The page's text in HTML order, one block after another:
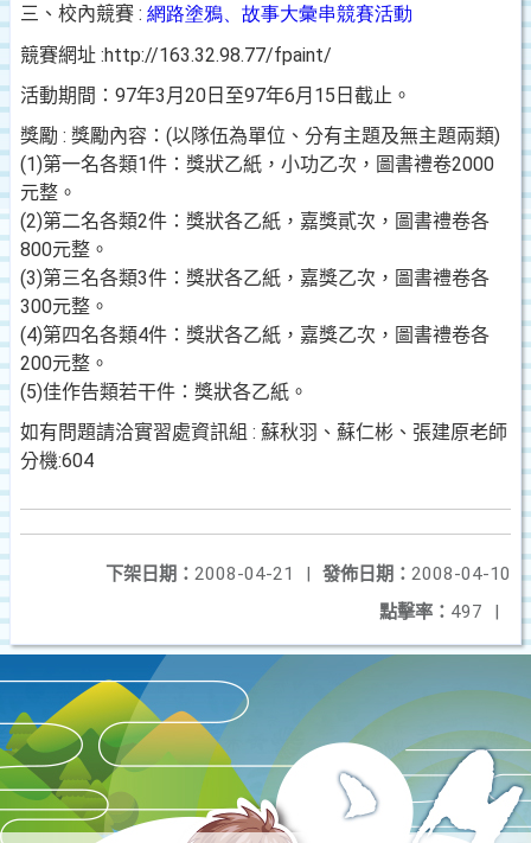
三、校內競賽 : 網路塗鴉、故事大彙串競賽活動
競賽網址 :http://163.32.98.77/fpaint/
活動期間： 97年3月 20 日至97年6月 15 日 截止。
獎勵 : 獎勵內容： (以隊伍為單位、分有主題及無主題兩類)
(1)第一名各類1件：獎狀乙紙，小功乙次，圖書禮卷2000
元整。
(2)第二名各類2件：獎狀各乙紙，嘉獎貳次，圖書禮卷各
800元整。
(3)第三名各類3件：獎狀各乙紙，嘉獎乙次，圖書禮卷各
300元整。
(4)第四名各類4件：獎狀各乙紙，嘉獎乙次，圖書禮卷各
200元整。
(5)佳作告類若干件：獎狀各乙紙。
如有問題請洽實習處資訊組 : 蘇秋羽、蘇仁彬、 張建原老師
分機:604
發佈日期： 2008-04-10
下架日期： 2008-04-21
|
點擊率： 497 |